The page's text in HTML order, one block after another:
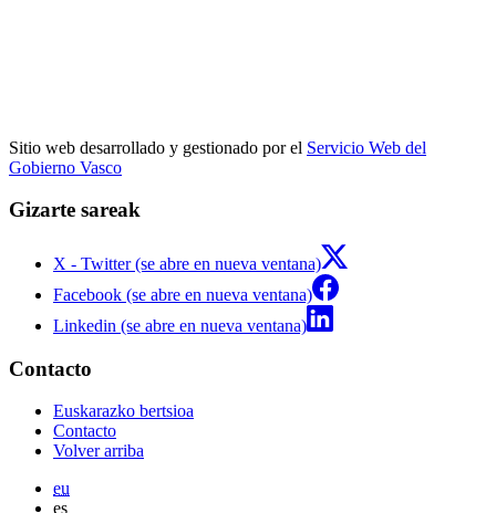
Sitio web desarrollado y gestionado por el Servicio Web del
Gobierno Vasco
Gizarte sareak
X - Twitter (se abre en nueva ventana)
Facebook (se abre en nueva ventana)
Linkedin (se abre en nueva ventana)
Contacto
Euskarazko bertsioa
Contacto
Volver arriba
eu
es